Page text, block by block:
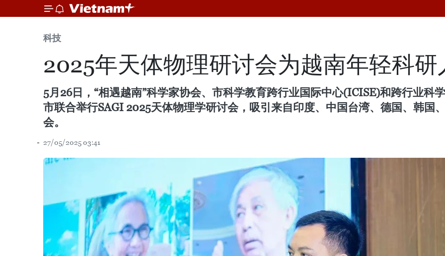
科技
2025年天体物理研讨会为越南年轻科
5月26日，“相遇越南”科学家协会、市科学教育跨行业国际中心(ICISE)和跨行业科
市联合举行SAGI 2025天体物理学研讨会，吸引来自印度、中国台湾、德国、韩国
会。
27/05/2025 03:41